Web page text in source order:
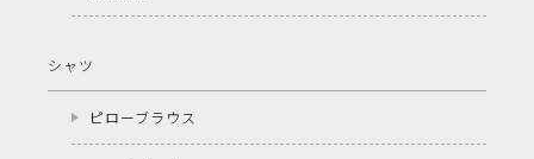
シャツ
ピローブラウス